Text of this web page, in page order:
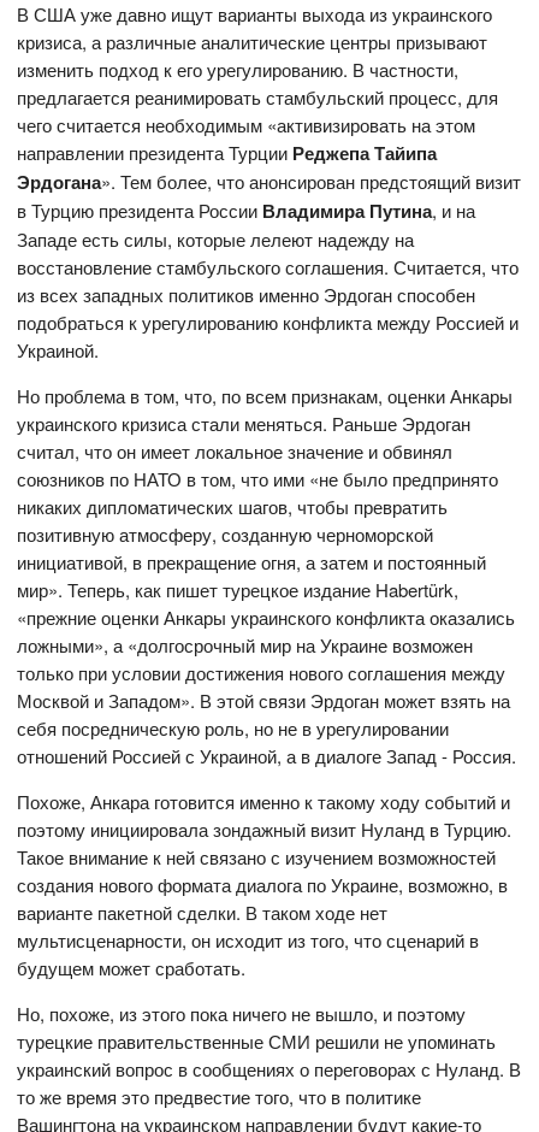
В США уже давно ищут варианты выхода из украинского
кризиса, а различные аналитические центры призывают
изменить подход к его урегулированию. В частности,
предлагается реанимировать стамбульский процесс, для
чего считается необходимым «активизировать на этом
направлении президента Турции Реджепа Тайипа
Эрдогана». Тем более, что анонсирован предстоящий визит
в Турцию президента России Владимира Путина, и на
Западе есть силы, которые лелеют надежду на
восстановление стамбульского соглашения. Считается, что
из всех западных политиков именно Эрдоган способен
подобраться к урегулированию конфликта между Россией и
Украиной.
Но проблема в том, что, по всем признакам, оценки Анкары
украинского кризиса стали меняться. Раньше Эрдоган
считал, что он имеет локальное значение и обвинял
союзников по НАТО в том, что ими «не было предпринято
никаких дипломатических шагов, чтобы превратить
позитивную атмосферу, созданную черноморской
инициативой, в прекращение огня, а затем и постоянный
мир». Теперь, как пишет турецкое издание Habertürk,
«прежние оценки Анкары украинского конфликта оказались
ложными», а «долгосрочный мир на Украине возможен
только при условии достижения нового соглашения между
Москвой и Западом». В этой связи Эрдоган может взять на
себя посредническую роль, но не в урегулировании
отношений Россией с Украиной, а в диалоге Запад - Россия.
Похоже, Анкара готовится именно к такому ходу событий и
поэтому инициировала зондажный визит Нуланд в Турцию.
Такое внимание к ней связано с изучением возможностей
создания нового формата диалога по Украине, возможно, в
варианте пакетной сделки. В таком ходе нет
мультисценарности, он исходит из того, что сценарий в
будущем может сработать.
Но, похоже, из этого пока ничего не вышло, и поэтому
турецкие правительственные СМИ решили не упоминать
украинский вопрос в сообщениях о переговорах с Нуланд. В
то же время это предвестие того, что в политике
Вашингтона на украинском направлении будут какие-то